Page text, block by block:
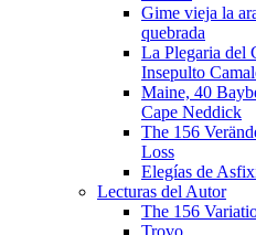
Gime vieja la
quebrada
La Plegaria del
Insepulto
Maine, 40
Cape Neddick
The 156
Loss
Elegías de
Lecturas del Autor
The 156
Trovo